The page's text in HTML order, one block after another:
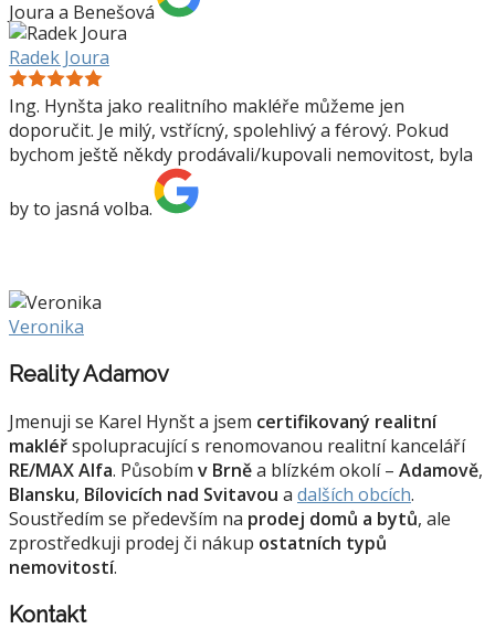
Joura a Benešová
Radek Joura
Ing. Hynšta jako realitního makléře můžeme jen
doporučit. Je milý, vstřícný, spolehlivý a férový. Pokud
bychom ještě někdy prodávali/kupovali nemovitost, byla
by to jasná volba.
Veronika
Reality Adamov
Jmenuji se Karel Hynšt a jsem certifikovaný realitní
makléřspolupracující s renomovanou realitní kanceláří
RE/MAX Alfa. Působím v Brněa blízkém okolí – Adamově,
Blansku, Bílovicích nad Svitavou a dalších obcích.
Soustředím se především na prodej domů a bytů, ale
zprostředkuji prodej či nákup ostatních typů
nemovitostí.
Kontakt